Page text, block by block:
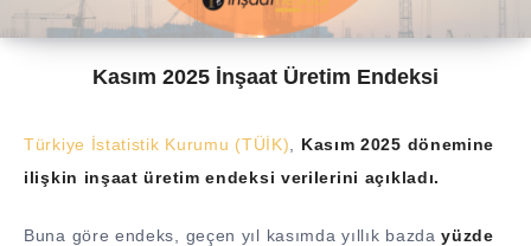
Kasım 2025 İnşaat Üretim Endeksi
Türkiye İstatistik Kurumu (TÜİK)
Kasım 2025 dönemine
ilişkin inşaat üretim endeksi verilerini açıkladı.
Buna göre endeks, geçen yıl kasımda yıllık bazdayüzde